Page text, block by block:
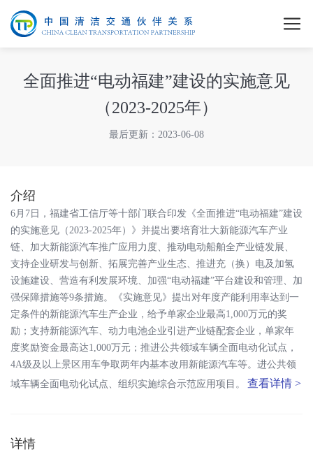
全面推进“电动福建”建设的实施意见
（2023-2025年）
最后更新：2023-06-08
介绍
6月7日，福建省工信厅等十部门联合印发《全面推进“电动福建”建设
的实施意见（2023-2025年）》并提出要培育壮大新能源汽车产业
链、加大新能源汽车推广应用力度、推动电动船舶全产业链发展、
支持企业研发与创新、拓展完善产业生态、推进充（换）电及加氢
设施建设、营造有利发展环境、加强“电动福建”平台建设和管理、加
强保障措施等9条措施。《实施意见》提出对年度产能利用率达到一
定条件的新能源汽车生产企业，给予单家企业最高1,000万元的奖
励；支持新能源汽车、动力电池企业引进产业链配套企业，单家年
度奖励资金最高达1,000万元；推进公共领域车辆全面电动化试点，
4A级及以上景区用车争取两年内基本改用新能源汽车等。进公共领
域车辆全面电动化试点、组织实施综合示范应用项目。
查看详情 >
详情